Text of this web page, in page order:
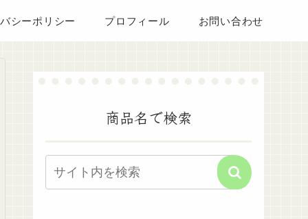
シーポリシー プロフィール お問い合わせ
商品名で検索